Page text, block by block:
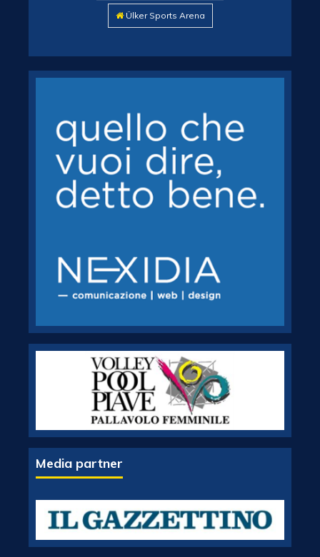
Ülker Sports Arena
Media partner